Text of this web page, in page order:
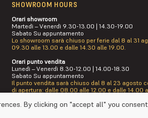
SHOWROOM HOURS
Orari showroom
Martedì – Venerdì 9.30-13.00 | 14.30-19.00
Sabato Su appuntamento
Lo showroom sarà chiuso per ferie dal 8 al 31
09.30 alle 13.00 e dalle 14.30 alle 19.00.
Orari punto vendita
Lunedì – Venerdì 8.30-12.00 | 14.00-18.30
Sabato Su appuntamento
Il punto vendita sarà chiuso dal 8 al 23 agosto
di apertura: dalle 08.00 alle 12.00 e dalle 14.00
By clicking on "accept all" you